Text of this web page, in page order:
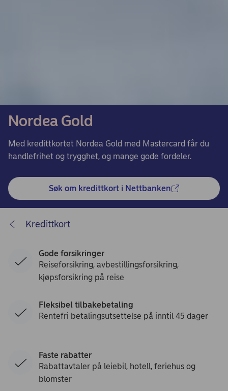
Nordea Gold
Med kredittkortet Nordea Gold med Mastercard får du
handlefrihet og trygghet, og mange gode fordeler.
Søk om kredittkort i Nettbanken
Kredittkort
Gode forsikringer
Reiseforsikring, avbestillingsforsikring,
kjøpsforsikring på reise
Fleksibel tilbakebetaling
Rentefri betalingsutsettelse på inntil 45 dager
Faste rabatter
Rabattavtaler på leiebil, hotell, feriehus og
blomster